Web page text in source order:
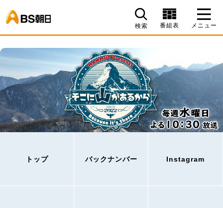
検索 番組表 メニュー
トップ バックナンバー Instagram